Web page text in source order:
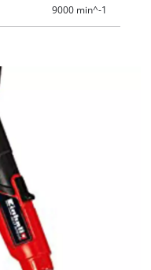
9000 min^-1